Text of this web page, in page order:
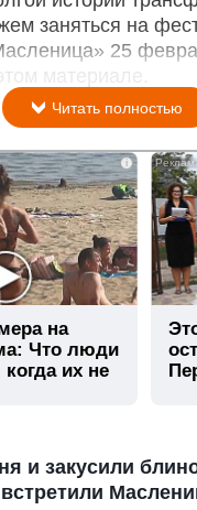
заняться на
25
материале.
Читать полностью
i
на
Что люди
их не
и закусили